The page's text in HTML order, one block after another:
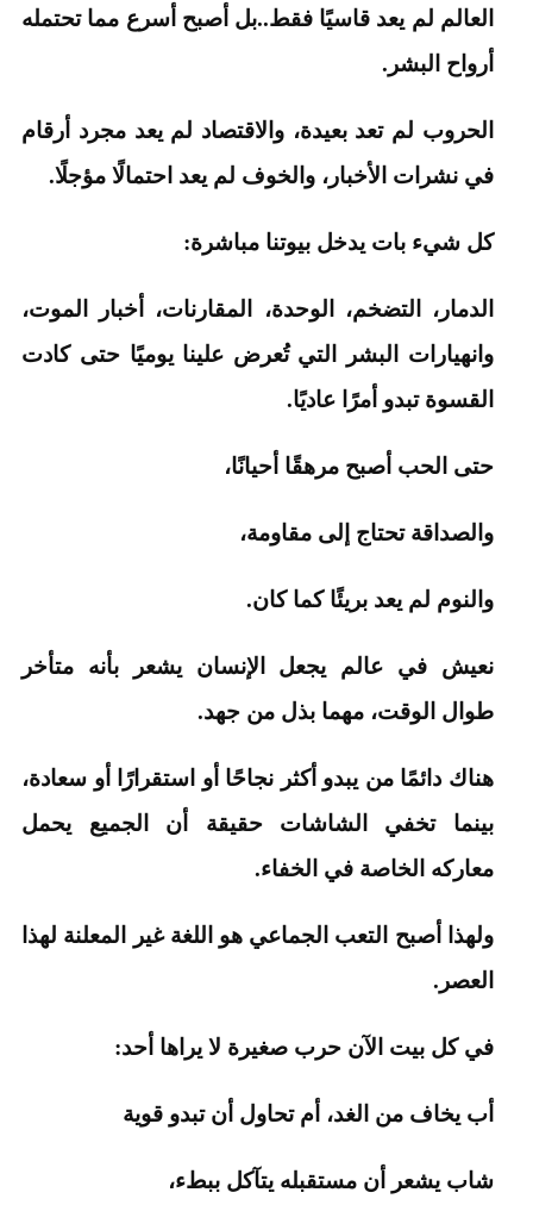
العالم لم يعد قاسيًا فقط..بل أصبح أسرع مما تحتمله
أرواح البشر.
الحروب لم تعد بعيدة، والاقتصاد لم يعد مجرد أرقام
في نشرات الأخبار، والخوف لم يعد احتمالًا مؤجلًا.
كل شيء بات يدخل بيوتنا مباشرة:
الدمار، التضخم، الوحدة، المقارنات، أخبار الموت،
وانهيارات البشر التي تُعرض علينا يوميًا حتى كادت
القسوة تبدو أمرًا عاديًا.
حتى الحب أصبح مرهقًا أحيانًا،
والصداقة تحتاج إلى مقاومة،
والنوم لم يعد بريئًا كما كان.
نعيش في عالم يجعل الإنسان يشعر بأنه متأخر
طوال الوقت، مهما بذل من جهد.
هناك دائمًا من يبدو أكثر نجاحًا أو استقرارًا أو سعادة،
بينما تخفي الشاشات حقيقة أن الجميع يحمل
معاركه الخاصة في الخفاء.
ولهذا أصبح التعب الجماعي هو اللغة غير المعلنة لهذا
العصر.
في كل بيت الآن حرب صغيرة لا يراها أحد:
أب يخاف من الغد، أم تحاول أن تبدو قوية
شاب يشعر أن مستقبله يتآكل ببطء،